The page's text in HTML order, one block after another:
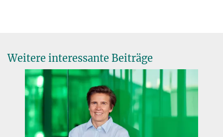
ferenc.krausz@...
Weitere interessante Beiträge